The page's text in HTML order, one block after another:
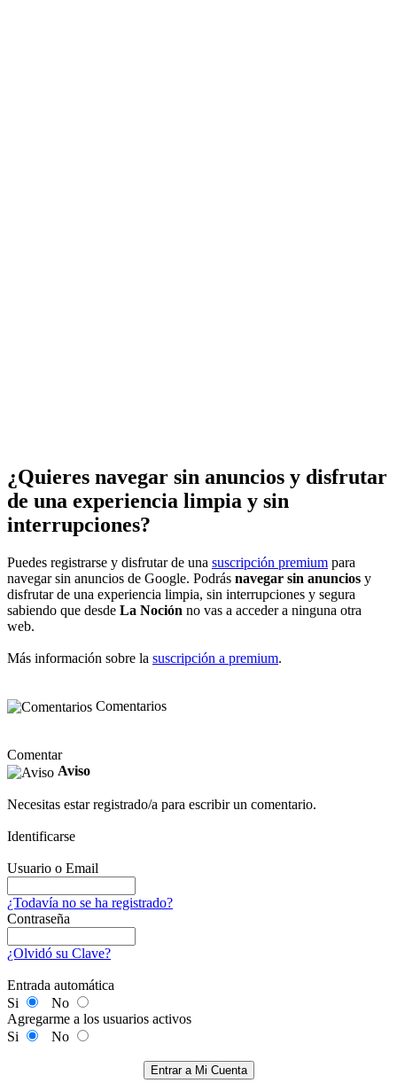
¿Quieres navegar sin anuncios y disfrutar
de una experiencia limpia y sin
interrupciones?
Puedes registrarse y disfrutar de una suscripción premium para
navegar sin anuncios de Google. Podrás navegar sin anuncios y
disfrutar de una experiencia limpia, sin interrupciones y segura
sabiendo que desde La Noción no vas a acceder a ninguna otra
web.
Más información sobre la suscripción a premium.
Comentarios
Comentar
Aviso
Necesitas estar registrado/a para escribir un comentario.
Identificarse
Usuario o Email
¿Todavía no se ha registrado?
Contraseña
¿Olvidó su Clave?
Entrada automática
Si
No
Agregarme a los usuarios activos
Si
No
Entrar a Mi Cuenta